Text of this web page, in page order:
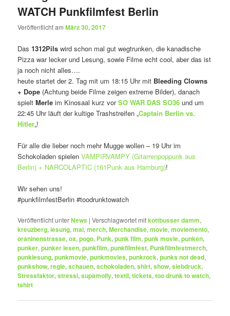
WATCH Punkfilmfest Berlin
Veröffentlicht amMärz 30, 2017
Das1312Pils wird schon mal gut wegtrunken, die kanadische
Pizza war lecker und Lesung, sowie Filme echt cool, aber das ist
ja noch nicht alles….
heute startet der 2. Tag mit um 18:15 Uhr mit Bleeding Clowns
+ Dope (Achtung beide Filme zeigen extreme Bilder), danach
spieltMerle im Kinosaal kurz vorSO WAR DAS SO36 und um
22:45 Uhr läuft der kultige Trashstreifen „Captain Berlin vs.
Hitler„!
Für alle die lieber noch mehr Mugge wollen – 19 Uhr im
Schokoladen spielenVAMPIRVAMPY (Gitarrenpoppunk aus
Berlin) + NARCOLAPTIC (161Punk aus Hamburg)!
Wir sehen uns!
#punkfilmfestBerlin #toodrunktowatch
Veröffentlicht unterNews |Verschlagwortet mitkottbusser damm,
kreuzberg,lesung,mai,merch,Merchandise,movie,moviemento,
oraninenstrasse,ox,pogo, Punk,punk film,punk movie,punken,
punker,punker lesen,punkfilm,punkfilmfest, Punkfilmfestmerch,
punklesung,punkmovie,punkmovies,punkrock,punks not dead,
punkshow,regie,schauen,schokoladen,shirt,show,siebdruck,
Stressfaktor,stressi,supamolly,textil,tickets,too drunk to watch,
tshirt